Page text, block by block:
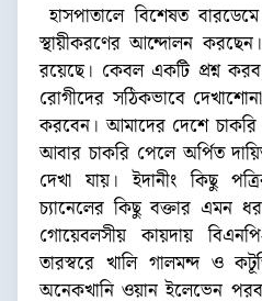
হাসপাতালে বিশেষত
স্থায়ীকরণের আন্দোলন
রয়েছে। কেবল একটি প্রশ্ন
রোগীদের সঠিকভাবে
করবেন। আমাদের দেশে
আবার চাকরি পেলে অর্পিত
দেখা যায়। ইদানীং কিছু
চ্যানেলের কিছু বক্তার এমন
গোয়েবলসীয় কায়দায়
তারস্বরে খালি গালমন্দ ও
অনেকখানি ওয়ান ইলেভেন